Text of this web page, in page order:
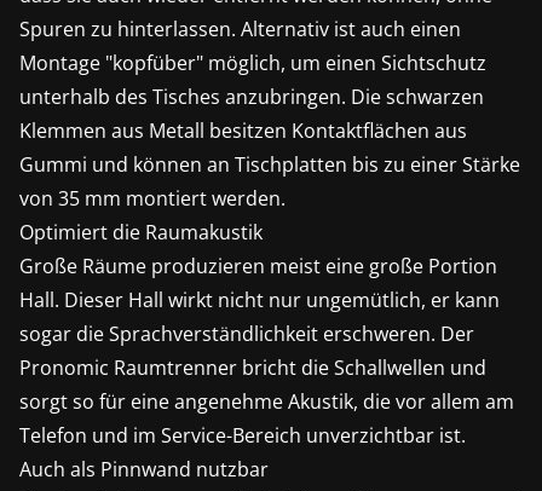
Spuren zu hinterlassen. Alternativ ist auch einen
Montage "kopfüber" möglich, um einen Sichtschutz
unterhalb des Tisches anzubringen. Die schwarzen
Klemmen aus Metall besitzen Kontaktflächen aus
Gummi und können an Tischplatten bis zu einer Stärke
von 35 mm montiert werden.
Optimiert die Raumakustik
Große Räume produzieren meist eine große Portion
Hall. Dieser Hall wirkt nicht nur ungemütlich, er kann
sogar die Sprachverständlichkeit erschweren. Der
Pronomic Raumtrenner bricht die Schallwellen und
sorgt so für eine angenehme Akustik, die vor allem am
Telefon und im Service-Bereich unverzichtbar ist.
Auch als Pinnwand nutzbar